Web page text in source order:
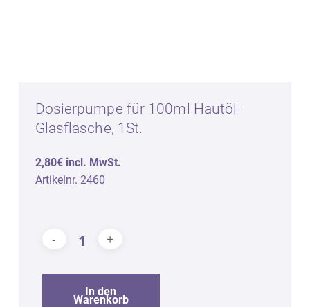
Dosierpumpe für 100ml Hautöl-
Glasflasche, 1St.
2,80€ incl. MwSt.
Artikelnr. 2460
In den
Warenkorb